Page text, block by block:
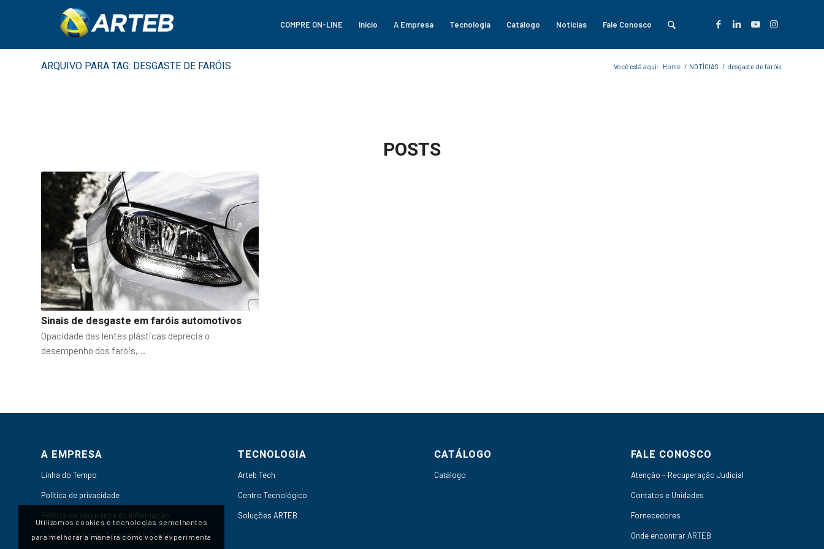
COMPRE ON-LINE Início A Empresa Tecnologia Catálogo Notícias Fale Conosco
ARQUIVO PARA TAG: DESGASTE DE FARÓIS Você está aqui: Home / NOTÍCIAS / desgaste de faróis
POSTS
Sinais de desgaste em faróis automotivos
Opacidade das lentes plásticas deprecia o
desempenho dos faróis,…
A EMPRESA
Linha do Tempo
Política de privacidade
Política de segurança da informação
Responsabilidade Ambiental e Social
TECNOLOGIA
Arteb Tech
Centro Tecnológico
Soluções ARTEB
CATÁLOGO
Catálogo
FALE CONOSCO
Atenção – Recuperação Judicial
Contatos e Unidades
Fornecedores
Onde encontrar ARTEB
Utilizamos cookies e tecnologias semelhantes
para melhorar a maneira como você experimenta